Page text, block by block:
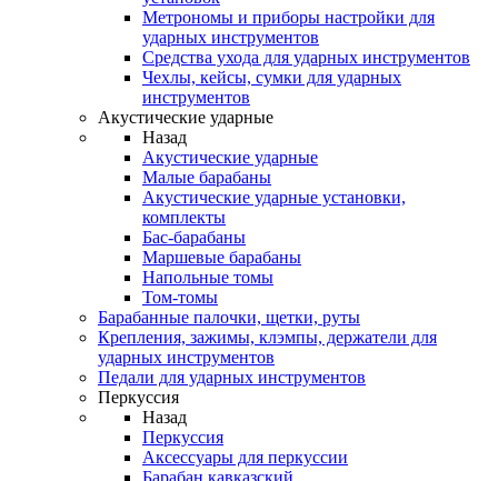
Метрономы и приборы настройки для
ударных инструментов
Средства ухода для ударных инструментов
Чехлы, кейсы, сумки для ударных
инструментов
Акустические ударные
Назад
Акустические ударные
Mалые барабаны
Акустические ударные установки,
комплекты
Бас-барабаны
Маршевые барабаны
Напольные томы
Том-томы
Барабанные палочки, щетки, руты
Крепления, зажимы, клэмпы, держатели для
ударных инструментов
Педали для ударных инструментов
Перкуссия
Назад
Перкуссия
Аксессуары для перкуссии
Барабан кавказский